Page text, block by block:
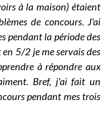
à la maison) étaient
de concours. J'ai
pendant la période des
5/2 je me servais des
à répondre aux
Bref, j'ai fait un
pendant mes trois